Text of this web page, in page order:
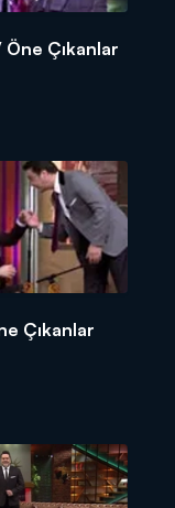
Çıkanlar
Çıkanlar